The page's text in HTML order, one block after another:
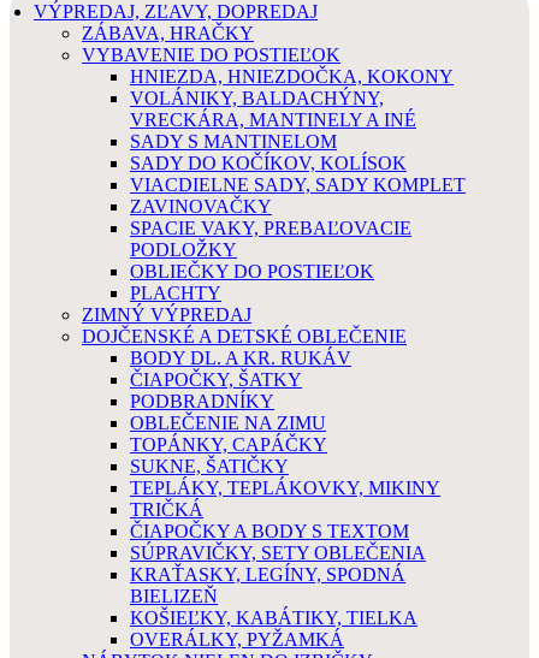
VÝPREDAJ, ZĽAVY, DOPREDAJ
ZÁBAVA, HRAČKY
VYBAVENIE DO POSTIEĽOK
HNIEZDA, HNIEZDOČKA, KOKONY
VOLÁNIKY, BALDACHÝNY,
VRECKÁRA, MANTINELY A INÉ
SADY S MANTINELOM
SADY DO KOČÍKOV, KOLÍSOK
VIACDIELNE SADY, SADY KOMPLET
ZAVINOVAČKY
SPACIE VAKY, PREBAĽOVACIE
PODLOŽKY
OBLIEČKY DO POSTIEĽOK
PLACHTY
ZIMNÝ VÝPREDAJ
DOJČENSKÉ A DETSKÉ OBLEČENIE
BODY DL. A KR. RUKÁV
ČIAPOČKY, ŠATKY
PODBRADNÍKY
OBLEČENIE NA ZIMU
TOPÁNKY, CAPÁČKY
SUKNE, ŠATIČKY
TEPLÁKY, TEPLÁKOVKY, MIKINY
TRIČKÁ
ČIAPOČKY A BODY S TEXTOM
SÚPRAVIČKY, SETY OBLEČENIA
KRAŤASKY, LEGÍNY, SPODNÁ
BIELIZEŇ
KOŠIEĽKY, KABÁTIKY, TIELKA
OVERÁLKY, PYŽAMKÁ